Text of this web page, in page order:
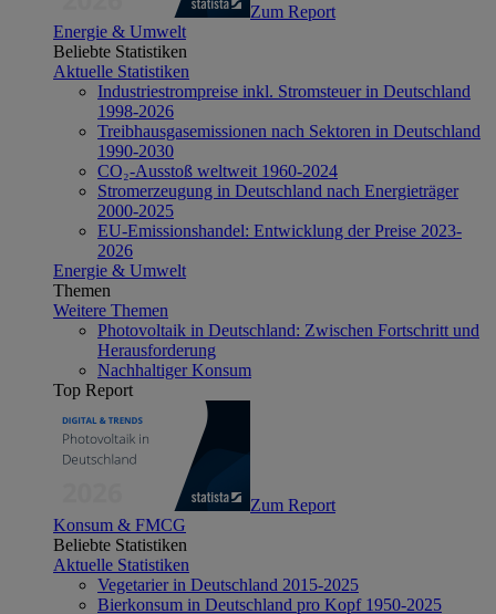
Zum Report
Energie & Umwelt
Beliebte Statistiken
Aktuelle Statistiken
Industriestrompreise inkl. Stromsteuer in Deutschland
1998-2026
Treibhausgasemissionen nach Sektoren in Deutschland
1990-2030
CO₂-Ausstoß weltweit 1960-2024
Stromerzeugung in Deutschland nach Energieträger
2000-2025
EU-Emissionshandel: Entwicklung der Preise 2023-
2026
Energie & Umwelt
Themen
Weitere Themen
Photovoltaik in Deutschland: Zwischen Fortschritt und
Herausforderung
Nachhaltiger Konsum
Top Report
Zum Report
Konsum & FMCG
Beliebte Statistiken
Aktuelle Statistiken
Vegetarier in Deutschland 2015-2025
Bierkonsum in Deutschland pro Kopf 1950-2025